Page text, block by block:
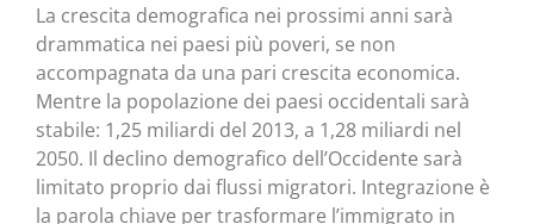
La crescita demografica nei prossimi anni sarà
drammatica nei paesi più poveri, se non
accompagnata da una pari crescita economica.
Mentre la popolazione dei paesi occidentali sarà
stabile: 1,25 miliardi del 2013, a 1,28 miliardi nel
2050. Il declino demografico dell’Occidente sarà
limitato proprio dai flussi migratori. Integrazione è
la parola chiave per trasformare l’immigrato in